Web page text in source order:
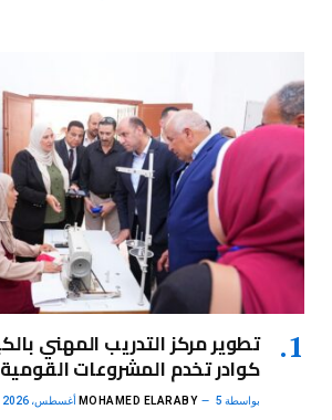
كوادر تخدم المشروعات القومية
بواسطة MOHAMED ELARABY 5 أغسطس، 2026